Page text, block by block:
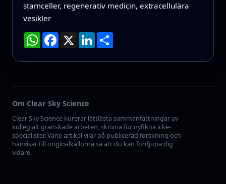
stamceller, regenerativ medicin, extracellulära
vesikler
WhatsApp
Facebook
X LinkedIn
Dela
Om Clear Sky Science
Clear Sky Science kurerar lättlästa sammanfattningar av
kollegialt granskade arbeten, skrivna för nyfikna icke-
specialister. Varje artikel vilar på publicerad forskning och
hänvisar till originalkällorna så att du kan fördjupa dig
vidare.